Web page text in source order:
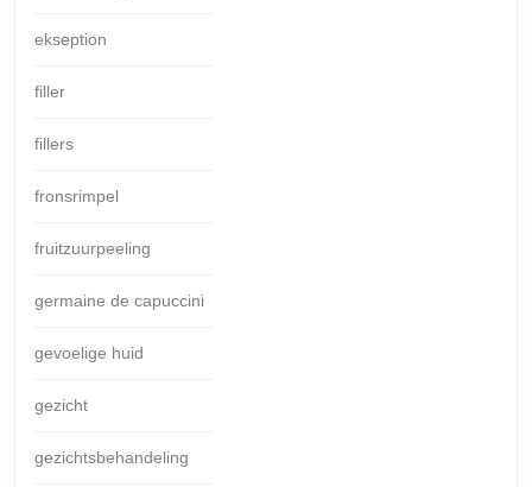
ekseption
filler
fillers
fronsrimpel
fruitzuurpeeling
germaine de capuccini
gevoelige huid
gezicht
gezichtsbehandeling